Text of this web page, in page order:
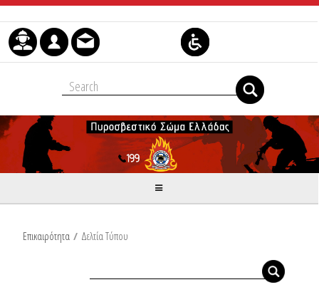
Skip to Content
Επικαιρότητα / Δελτία Τύπου